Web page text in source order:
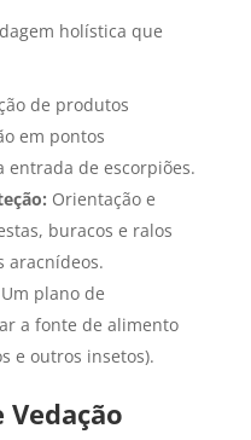
holística que
de produtos
em pontos
de escorpiões.
Orientação e
buracos e ralos
aracnídeos.
Um plano de
a fonte de alimento
e outros insetos).
Vedação